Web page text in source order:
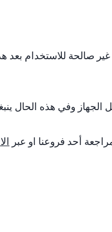
صالحة للاستخدام بعد
أحد فروعنا او عبر